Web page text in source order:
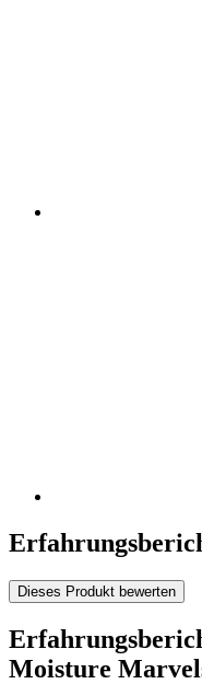
Dieses Produkt bewerten
Moisture